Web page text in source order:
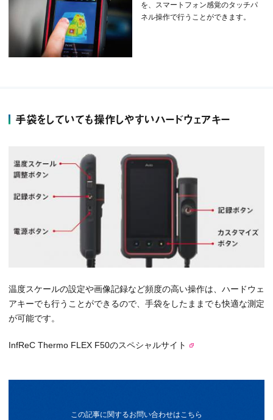
を、スマートフォン感覚のタッチパ
ネル操作で行うことができます。
手袋をしていても操作しやすいハードウェアキー
温度スケールの設定や画像記録など頻度の高い操作は、ハードウェ
アキーでも行うことができるので、手袋をしたままでも快適な測定
が可能です。
InfReC Thermo FLEX F50のスペシャルサイト
この記事に関するお問い合わせはこちら